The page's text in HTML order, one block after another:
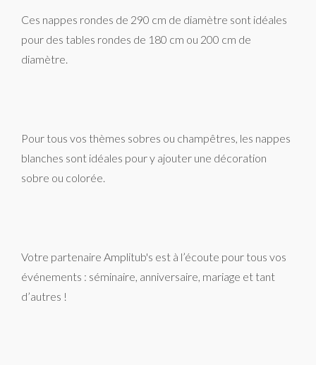
Ces nappes rondes de 290 cm de diamètre sont idéales
pour des tables rondes de 180 cm ou 200 cm de
diamètre.
Pour tous vos thèmes sobres ou champêtres, les nappes
blanches sont idéales pour y ajouter une décoration
sobre ou colorée.
Votre partenaire Amplitub's est à l’écoute pour tous vos
événements : séminaire, anniversaire, mariage et tant
d’autres !